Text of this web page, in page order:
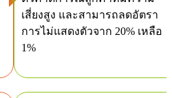
เสี่ยงสูง และสามารถลดอัตรา
การไม่แสดงตัวจาก 20% เหลือ
1%